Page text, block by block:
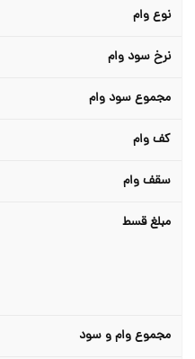
نوع وام
نرخ سود وام
مجموع سود وام
کف وام
سقف وام
مبلغ قسط
مجموع وام و سود